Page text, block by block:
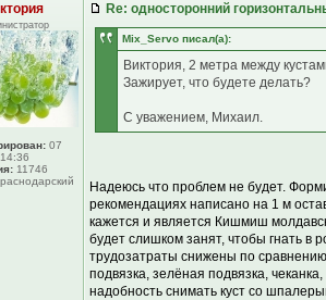
07
11746
Re: односторонний
Mix_Servo писал(а):
Виктория, 2 метра между
Зажирует, что будете делать?
С уважением, Михаил.
Надеюсь что проблем не будет.
рекомендациях написано на 1 м
кажется и является Кишмиш
будет слишком занят, чтобы гнать в
трудозатраты снижены по
подвязка, зелёная подвязка,
надобность снимать куст со